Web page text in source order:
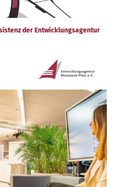
der Entwicklungsagentur